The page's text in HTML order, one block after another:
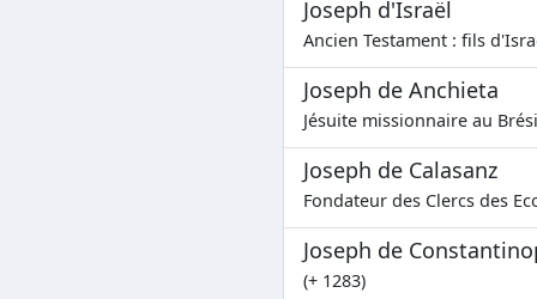
Joseph d'Israël
Ancien Testament : fils
Joseph de Anchieta
Jésuite missionnaire au
Joseph de Calasanz
Fondateur des Clercs des
Joseph de
(+ 1283)